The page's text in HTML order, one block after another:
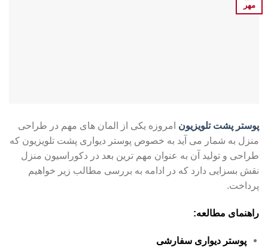
مهر
پوستر پشت تلویزیون امروزه یکی از المان های مهم در طراحی
منزل به شمار می آید به خصوص پوستر دیواری پشت تلویزیون که
طراحی و تولید آن به عنوان مهم ترین بعد در دکوراسیون منزل
نقش بسزایی دارد که در ادامه به بررسی مطالب زیر خواهیم
پرداخت.
راهنمای مطالعه:
پوستر دیواری سفارشی